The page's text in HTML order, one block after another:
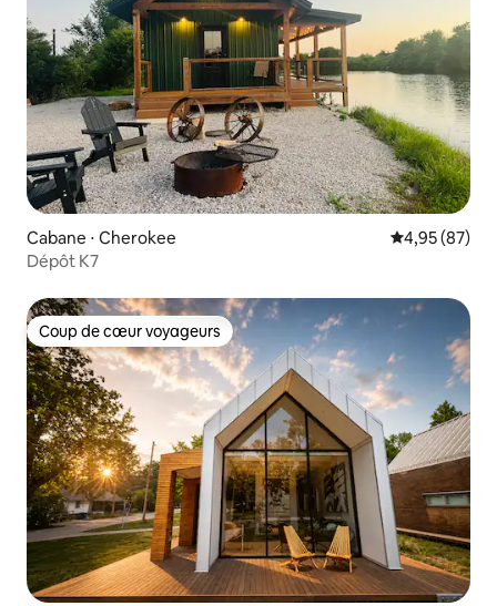
Cabane ⋅ Cherokee Évaluation
4,95 (87)
Dépôt K7
Coup de cœur voyageurs
Coup de cœur voyageurs